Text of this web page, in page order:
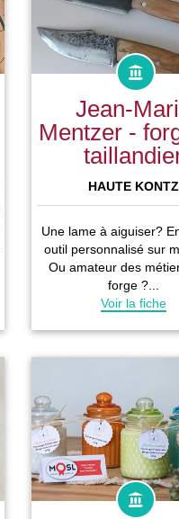
Jean-
Mentzer -
HAUTE KONTZ
Une lame à aiguiser?
outil personnalisé sur
Ou amateur des
forge ?...
Voir la fiche